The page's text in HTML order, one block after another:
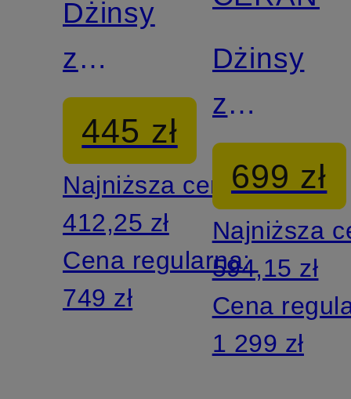
Dżinsy
z
rozszerzanymi
nogawkami
MARLENE
445 zł
Najniższa cena:
412,25 zł
Cena regularna:
749 zł
Dżinsy
z
szerokimi
699 zł
Najniższa
594,15 zł
Cena
1 299 zł